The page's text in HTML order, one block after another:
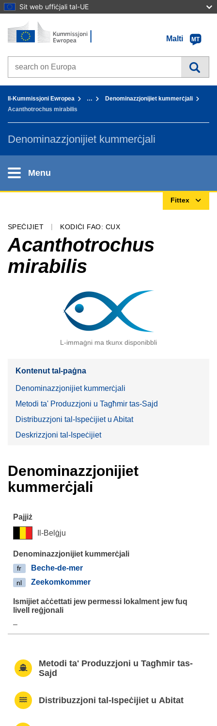
Sit web uffiċjali tal-UE
Mur fil-kontenut
Paġna Ewlenija - Il-Kummissjoni Ewropea
Malti
MT
Search on Europa websites
Il-Kummissjoni Ewropea …
Denominazzjonijiet kummerċjali
Acanthotrochus mirabilis
Denominazzjonijiet kummerċjali
Menu
Fittex
SPEĊIJIET KODIĊI FAO: CUX
Acanthotrochus
mirabilis
L-immaġni ma tkunx disponibbli
Kontenut tal-paġna
Denominazzjonijiet kummerċjali
Metodi ta' Produzzjoni u Tagħmir tas-Sajd
Distribuzzjoni tal-Ispeċijiet u Abitat
Deskrizzjoni tal-Ispeċijiet
Denominazzjonijiet
kummerċjali
Il-Belġju
fr Beche-de-mer
nl Zeekomkommer
–
Metodi ta' Produzzjoni u Tagħmir tas-
Sajd
Distribuzzjoni tal-Ispeċijiet u Abitat